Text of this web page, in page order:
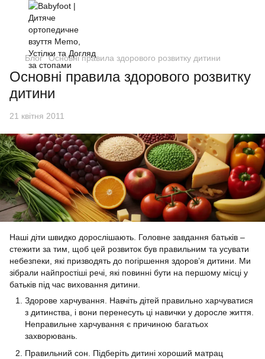
Блог Основні правила здорового розвитку дитини
Основні правила здорового розвитку
дитини
21 квітня 2011
Наші діти швидко дорослішають. Головне завдання батьків –
стежити за тим, щоб цей розвиток був правильним та усувати
небезпеки, які призводять до погіршення здоров’я дитини. Ми
зібрали найпростіші речі, які повинні бути на першому місці у
батьків під час виховання дитини.
Здорове харчування. Навчіть дітей правильно харчуватися
з дитинства, і вони перенесуть ці навички у доросле життя.
Неправильне харчування є причиною багатьох
захворювань.
Правильний сон. Підберіть дитині хороший матрац